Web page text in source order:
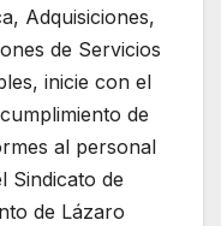
Adquisiciones,
de Servicios
inicie con el
de
al personal
Sindicato de
de Lázaro